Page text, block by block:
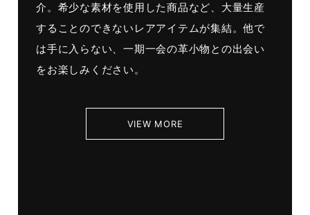
介。希少な素材を使用した商品など、大量生産
することのできないレアアイテムが集結。他で
は手に入らない、一期一会の革小物との出会い
をお楽しみください。
VIEW MORE